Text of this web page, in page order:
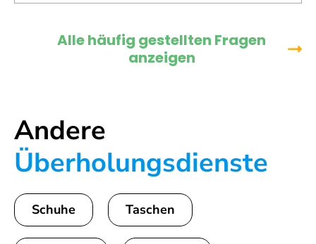
Alle häufig gestellten Fragen
anzeigen
Andere
Überholungsdienste
Schuhe Taschen